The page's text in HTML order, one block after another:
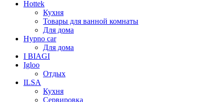
Hottek
Кухня
Товары для ванной комнаты
Для дома
Hypno car
Для дома
I BIAGI
Igloo
Отдых
ILSA
Кухня
Сервировка